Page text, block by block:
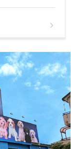
！！
中！